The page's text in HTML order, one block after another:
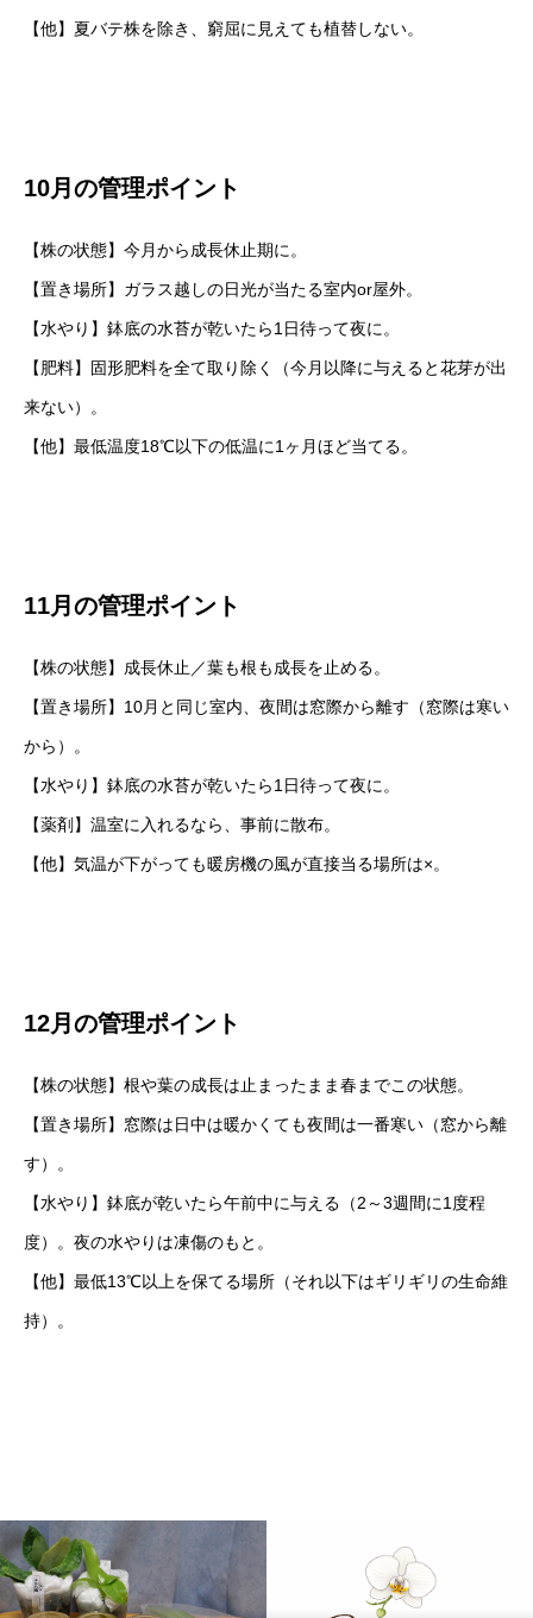
【他】夏バテ株を除き、窮屈に見えても植替しない。
10月の管理ポイント
【株の状態】今月から成長休止期に。
【置き場所】ガラス越しの日光が当たる室内or屋外。
【水やり】鉢底の水苔が乾いたら1日待って夜に。
【肥料】固形肥料を全て取り除く（今月以降に与えると花芽が出
来ない）。
【他】最低温度18℃以下の低温に1ヶ月ほど当てる。
11月の管理ポイント
【株の状態】成長休止／葉も根も成長を止める。
【置き場所】10月と同じ室内、夜間は窓際から離す（窓際は寒い
から）。
【水やり】鉢底の水苔が乾いたら1日待って夜に。
【薬剤】温室に入れるなら、事前に散布。
【他】気温が下がっても暖房機の風が直接当る場所は×。
12月の管理ポイント
【株の状態】根や葉の成長は止まったまま春までこの状態。
【置き場所】窓際は日中は暖かくても夜間は一番寒い（窓から離
す）。
【水やり】鉢底が乾いたら午前中に与える（2～3週間に1度程
度）。夜の水やりは凍傷のもと。
【他】最低13℃以上を保てる場所（それ以下はギリギリの生命維
持）。